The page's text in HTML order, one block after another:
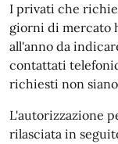
I privati che
giorni di mercato
all'anno da
contattati
richiesti non
L'autorizzazione
rilasciata in